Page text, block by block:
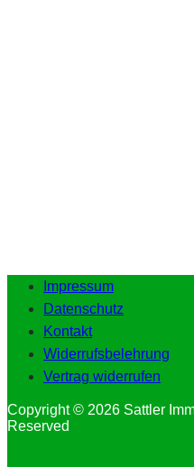
Impressum
Datenschutz
Kontakt
Widerrufsbelehrung
Vertrag widerrufen
Copyright © 2026 Sattler
Reserved